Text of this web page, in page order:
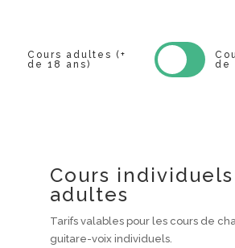
Cours adultes (+
de 18 ans)
de
Cours individuels
adultes
Tarifs valables pour les cours de
guitare-voix individuels.